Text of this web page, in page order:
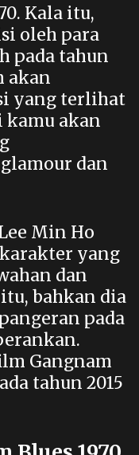
Kala itu,
oleh para
pada tahun
akan
yang terlihat
akan
dan
Min Ho
yang
dan
bahkan dia
pada
Gangnam
tahun 2015